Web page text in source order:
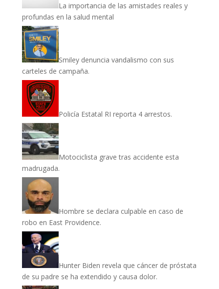
La importancia de las amistades reales y
profundas en la salud mental
Smiley denuncia vandalismo con sus
carteles de campaña.
Policía Estatal RI reporta 4 arrestos.
Motociclista grave tras accidente esta
madrugada.
Hombre se declara culpable en caso de
robo en East Providence.
Hunter Biden revela que cáncer de próstata
de su padre se ha extendido y causa dolor.